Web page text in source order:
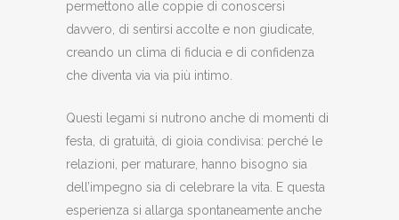
permettono alle coppie di conoscersi
davvero, di sentirsi accolte e non giudicate,
creando un clima di fiducia e di confidenza
che diventa via via più intimo.
Questi legami si nutrono anche di momenti di
festa, di gratuità, di gioia condivisa: perché le
relazioni, per maturare, hanno bisogno sia
dell’impegno sia di celebrare la vita. E questa
esperienza si allarga spontaneamente anche